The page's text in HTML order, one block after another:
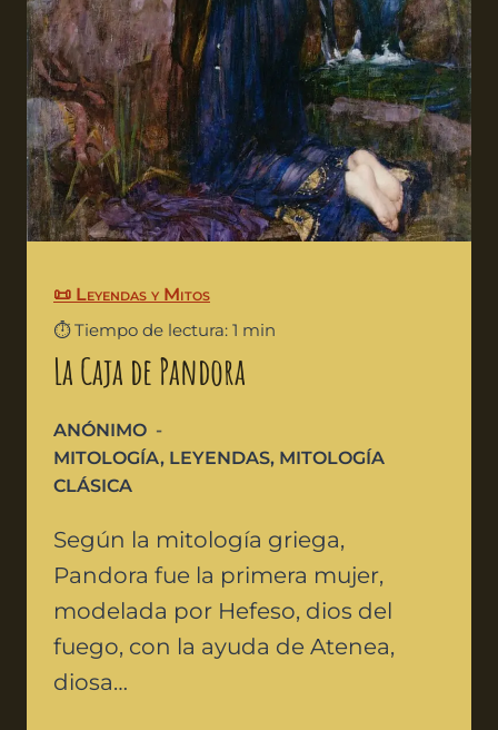
📜 Leyendas y Mitos
⏱️ Tiempo de lectura: 1 min
La Caja de Pandora
ANÓNIMO
MITOLOGÍA, LEYENDAS, MITOLOGÍA
CLÁSICA
Según la mitología griega,
Pandora fue la primera mujer,
modelada por Hefeso, dios del
fuego, con la ayuda de Atenea,
diosa…